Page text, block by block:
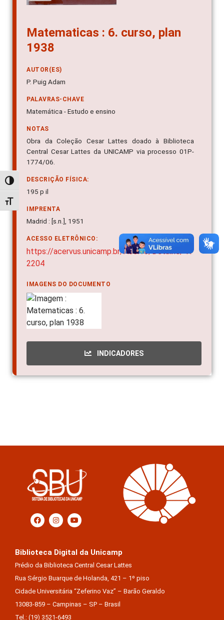
Alternar alto contraste
Alternar tamanho da fonte
Matematicas : 6. curso, plan
1938
AUTOR(ES)
P. Puig Adam
PALAVRAS-CHAVE
Matemática - Estudo e ensino
NOTAS
Obra da Coleção Cesar Lattes doado à Biblioteca
Central Cesar Lattes da UNICAMP via processo 01P-
1774/06.
DESCRIÇÃO FÍSICA:
195 p il
IMPRENTA
Madrid : [s.n.], 1951
ACESSO ELETRÔNICO:
https://acervus.unicamp.br/Acervo/Detalhe/41
2204
IMAGENS DO DOCUMENTO
INDICADORES
Biblioteca Digital da Unicamp
Prédio da Biblioteca Central Cesar Lattes
Rua Sérgio Buarque de Holanda, 421 – 1º piso
Cidade Universitária “Zeferino Vaz” – Barão Geraldo
13083-859 – Campinas – SP – Brasil
Tel.: (19) 3521-6493